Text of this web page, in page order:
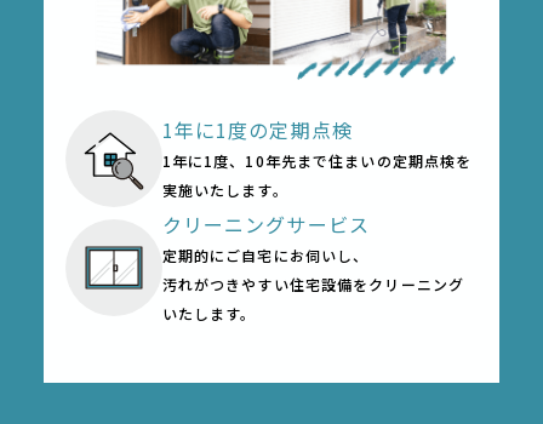
1年に1度の定期点検
1年に1度、10年先まで住まいの定期点検を
実施いたします。
クリーニングサービス
定期的にご⾃宅にお伺いし、
汚れがつきやすい住宅設備をクリーニング
いたします。